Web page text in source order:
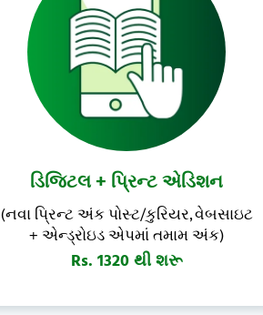
ડિજિટલ + પ્રિન્ટ એડિશન
(નવા પ્રિન્ટ અંક પોસ્ટ/કુરિયર, વેબસાઇટ
+ એન્ડ્રોઇડ એપમાં તમામ અંક)
Rs. 1320 થી શરૂ